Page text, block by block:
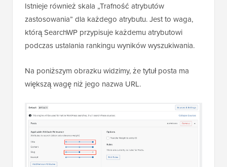
Istnieje również skala „Trafność atrybutów
zastosowania” dla każdego atrybutu. Jest to waga,
którą SearchWP przypisuje każdemu atrybutowi
podczas ustalania rankingu wyników wyszukiwania.
Na poniższym obrazku widzimy, że tytuł posta ma
większą wagę niż jego nazwa URL.